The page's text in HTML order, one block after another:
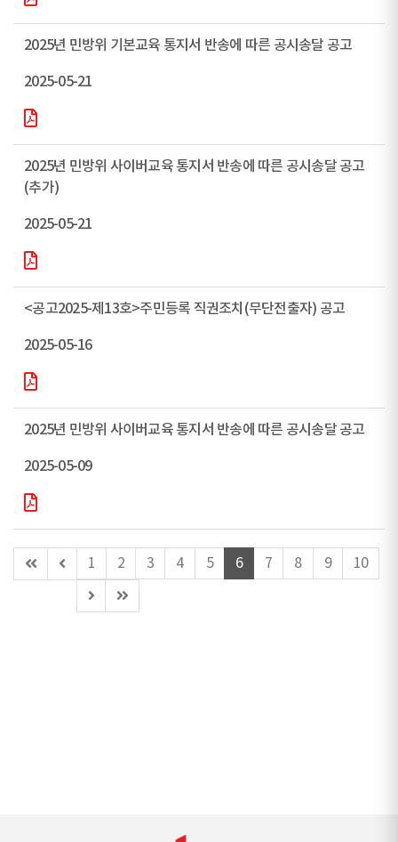
2025년 민방위 기본교육 통지서 반송에 따른 공시송달 공고
2025-05-21
2025년 민방위 사이버교육 통지서 반송에 따른 공시송달 공고
(추가)
2025-05-21
<공고2025-제13호>주민등록 직권조치(무단전출자) 공고
2025-05-16
2025년 민방위 사이버교육 통지서 반송에 따른 공시송달 공고
2025-05-09
첫
페
이
전
1 2 3 4 5 6 7 8 9
10
다
음
마
지